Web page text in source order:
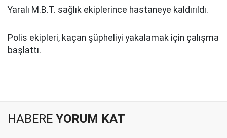
Yaralı M.B.T. sağlık ekiplerince hastaneye kaldırıldı.
Polis ekipleri, kaçan şüpheliyi yakalamak için çalışma
başlattı.
HABERE YORUM KAT